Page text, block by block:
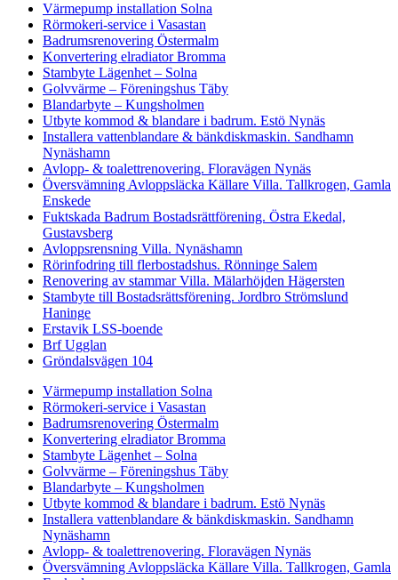
Värmepump installation Solna
Rörmokeri-service i Vasastan
Badrumsrenovering Östermalm
Konvertering elradiator Bromma
Stambyte Lägenhet – Solna
Golvvärme – Föreningshus Täby
Blandarbyte – Kungsholmen
Utbyte kommod & blandare i badrum. Estö Nynäs
Installera vattenblandare & bänkdiskmaskin. Sandhamn
Nynäshamn
Avlopp- & toalettrenovering. Floravägen Nynäs
Översvämning Avloppsläcka Källare Villa. Tallkrogen, Gamla
Enskede
Fuktskada Badrum Bostadsrättförening. Östra Ekedal,
Gustavsberg
Avloppsrensning Villa. Nynäshamn
Rörinfodring till flerbostadshus. Rönninge Salem
Renovering av stammar Villa. Mälarhöjden Hägersten
Stambyte till Bostadsrättsförening. Jordbro Strömslund
Haninge
Erstavik LSS-boende
Brf Ugglan
Gröndalsvägen 104
Värmepump installation Solna
Rörmokeri-service i Vasastan
Badrumsrenovering Östermalm
Konvertering elradiator Bromma
Stambyte Lägenhet – Solna
Golvvärme – Föreningshus Täby
Blandarbyte – Kungsholmen
Utbyte kommod & blandare i badrum. Estö Nynäs
Installera vattenblandare & bänkdiskmaskin. Sandhamn
Nynäshamn
Avlopp- & toalettrenovering. Floravägen Nynäs
Översvämning Avloppsläcka Källare Villa. Tallkrogen, Gamla